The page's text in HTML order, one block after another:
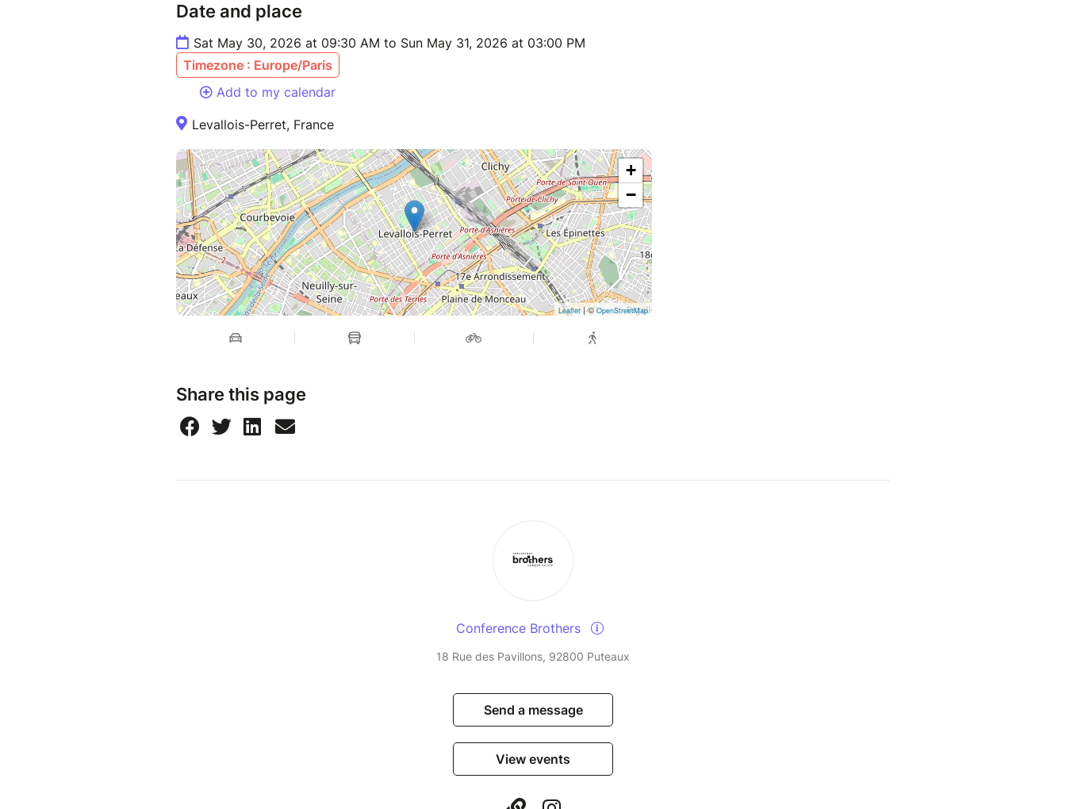
Date and place
Sat May 30, 2026 at 09:30 AM to Sun May 31, 2026 at 03:00 PM
Timezone : Europe/Paris
Add to my calendar
Levallois-Perret, France
+
−
Leaflet| ©OpenStreetMap
Share this page
Conference Brothers
18 Rue des Pavillons, 92800 Puteaux
Send a message
View events